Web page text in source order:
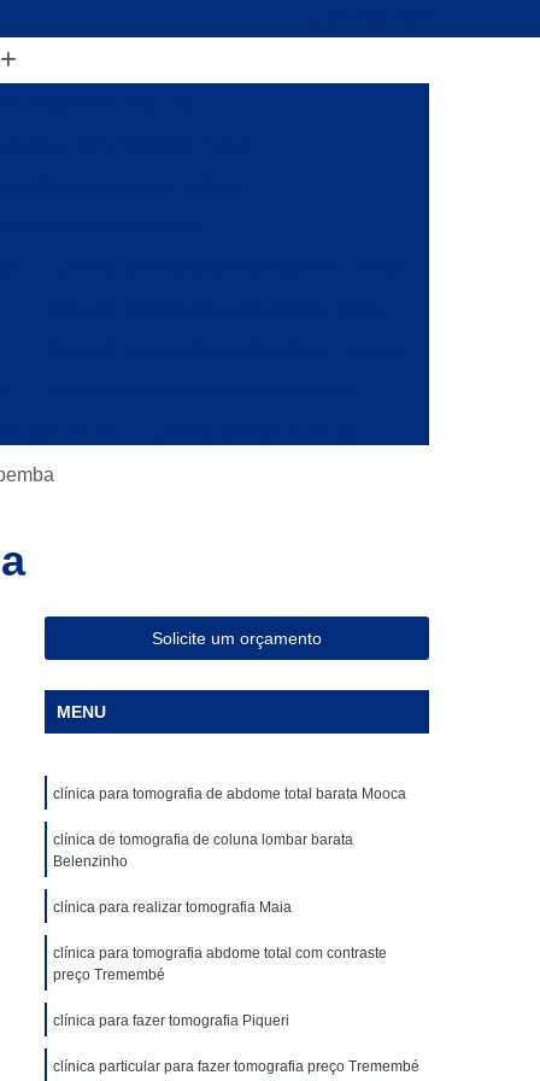
de Abdômen
Especialista em Ressonância Magnética
Magnética Contrastada
Clínica para Angiotomografia
Clínica para Realizar Tomografia
Total com Contraste
Clínica para Tomografia de Articulações
Clínica Particular para Fazer Tomografia
Clínica de Exames de Imagem
para Exame de Tomografia do Tórax
Tomografia Abdominal
Solicite um orçamento
MENU
clínica para tomografia de abdome total barata Mooca
clínica de tomografia de coluna lombar barata
Belenzinho
clínica para realizar tomografia Maia
clínica para tomografia abdome total com contraste
preço Tremembé
clínica para fazer tomografia Piqueri
clínica particular para fazer tomografia preço Tremembé